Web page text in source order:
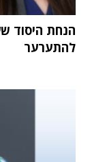
הנחת היסוד
להתערער